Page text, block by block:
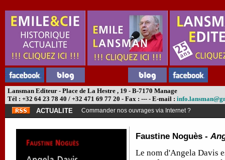
Lansman Editeur - Place de La Hestre , 19 - B-7170 Manage
Tél : +32 64 23 78 40 / +32 471 69 77 20 - Fax : --- - E-mail :
ACTUALITE
Commander nos ouvrages via Internet ?
Faustine Noguès -
Le nom d'Angela Davis